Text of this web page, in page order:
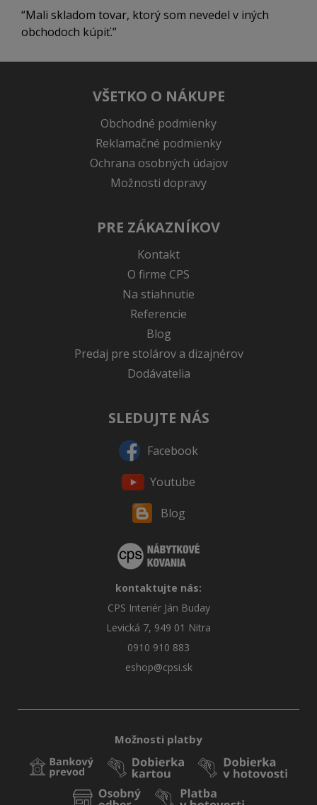
Mali skladom tovar, ktorý som nevedel v iných
obchodoch kúpiť.
VŠETKO O NÁKUPE
Obchodné podmienky
Reklamačné podmienky
Ochrana osobných údajov
Možnosti dopravy
PRE ZÁKAZNÍKOV
Kontakt
O firme CPS
Na stiahnutie
Referencie
Blog
Predaj pre stolárov a dizajnérov
Dodávatelia
SLEDUJTE NÁS
Facebook
Youtube
Blog
kontaktujte nás:
CPS Interiér Ján Buday
Levická 7, 949 01 Nitra
0910 910 883
eshop@cpsi.sk
Možnosti platby